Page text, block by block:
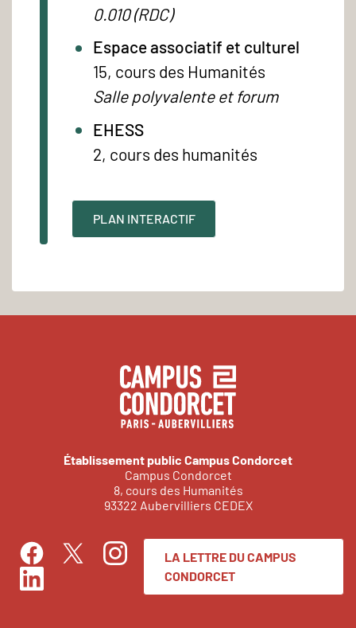
0.010 (RDC)
Espace associatif et culturel
15, cours des Humanités
Salle polyvalente et forum
EHESS
2, cours des humanités
PLAN INTERACTIF
Établissement public Campus Condorcet
Campus Condorcet
8, cours des Humanités
93322 Aubervilliers CEDEX
FacebookTwitterInstagram
LinkedIn
LA LETTRE DU CAMPUS
CONDORCET